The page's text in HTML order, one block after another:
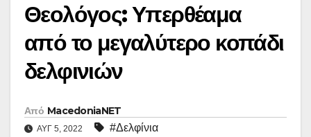
Θεολόγος: Υπερθέαμα
από το μεγαλύτερο κοπάδι
δελφινιών
Από MacedoniaNET
ΑΥΓ 5, 2022 #Δελφίνια